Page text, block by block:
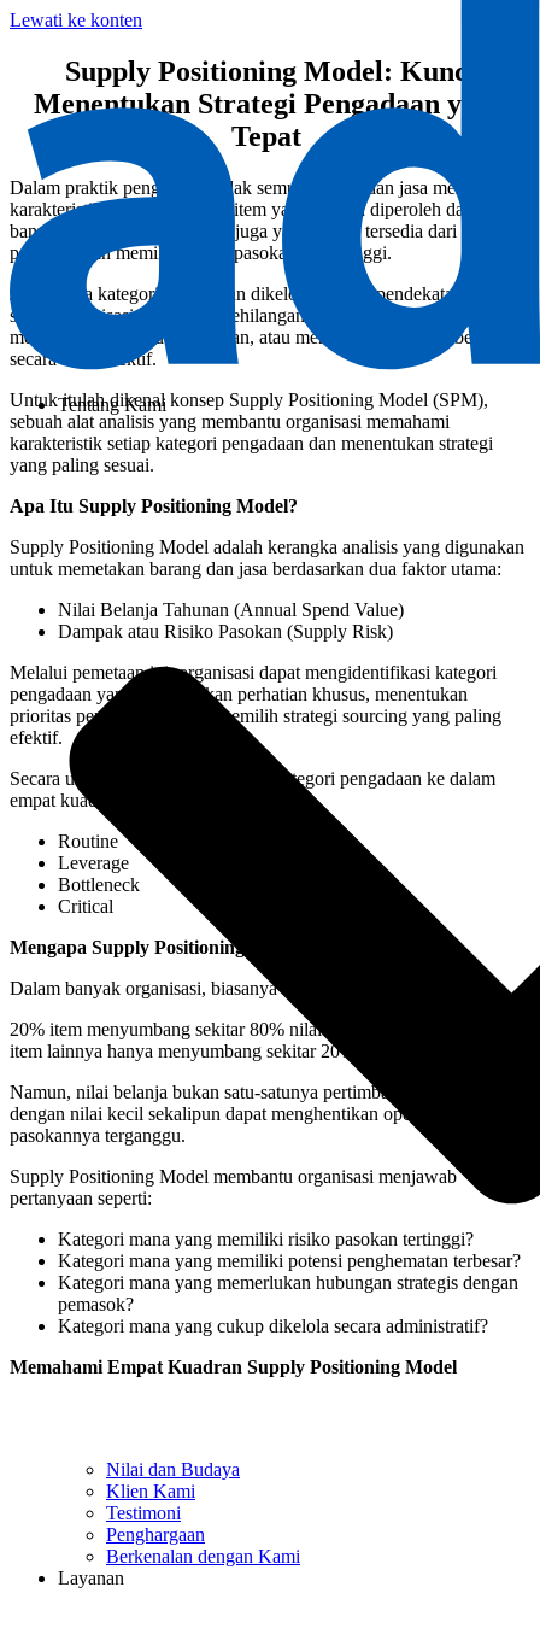
Lewati ke konten
Tentang Kami
Nilai dan Budaya
Klien Kami
Testimoni
Penghargaan
Berkenalan dengan Kami
Layanan
Supply Positioning Model: Kunci
Menentukan Strategi Pengadaan yang
Tepat
Dalam praktik pengadaan, tidak semua barang dan jasa memiliki
karakteristik yang sama. Ada item yang mudah diperoleh dari
banyak pemasok, namun ada juga yang hanya tersedia dari segelintir
penyedia dan memiliki risiko pasokan yang tinggi.
Jika semua kategori pengadaan dikelola dengan pendekatan yang
sama, organisasi berpotensi kehilangan peluang penghematan,
menghadapi gangguan pasokan, atau mengalokasikan sumber daya
secara tidak efektif.
Untuk itulah dikenal konsep Supply Positioning Model (SPM),
sebuah alat analisis yang membantu organisasi memahami
karakteristik setiap kategori pengadaan dan menentukan strategi
yang paling sesuai.
Apa Itu Supply Positioning Model?
Supply Positioning Model adalah kerangka analisis yang digunakan
untuk memetakan barang dan jasa berdasarkan dua faktor utama:
Nilai Belanja Tahunan (Annual Spend Value)
Dampak atau Risiko Pasokan (Supply Risk)
Melalui pemetaan ini, organisasi dapat mengidentifikasi kategori
pengadaan yang memerlukan perhatian khusus, menentukan
prioritas pengelolaan, serta memilih strategi sourcing yang paling
efektif.
Secara umum, model ini membagi kategori pengadaan ke dalam
empat kuadran utama:
Routine
Leverage
Bottleneck
Critical
Mengapa Supply Positioning Model Penting?
Dalam banyak organisasi, biasanya berlaku prinsip Pareto:
20% item menyumbang sekitar 80% nilai belanja, sedangkan 80%
item lainnya hanya menyumbang sekitar 20% nilai belanja.
Namun, nilai belanja bukan satu-satunya pertimbangan. Sebuah item
dengan nilai kecil sekalipun dapat menghentikan operasi apabila
pasokannya terganggu.
Supply Positioning Model membantu organisasi menjawab
pertanyaan seperti:
Kategori mana yang memiliki risiko pasokan tertinggi?
Kategori mana yang memiliki potensi penghematan terbesar?
Kategori mana yang memerlukan hubungan strategis dengan
pemasok?
Kategori mana yang cukup dikelola secara administratif?
Memahami Empat Kuadran Supply Positioning Model